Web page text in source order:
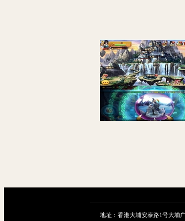
地址：香港大埔安泰路1号大埔